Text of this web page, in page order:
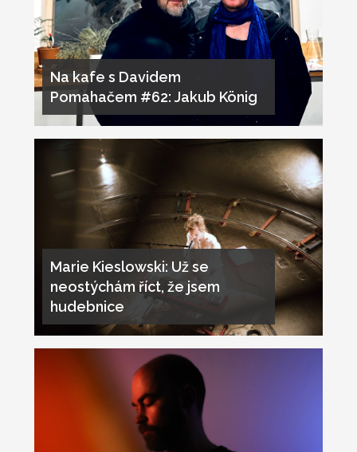
Na kafe s Davidem
Pomahačem #62: Jakub König
Marie Kieslowski: Už se
neostýchám říct, že jsem
hudebnice